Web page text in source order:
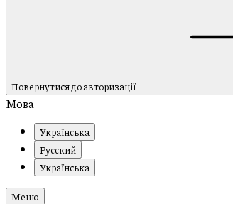
Повернутися до авторизації
Мова
Українська
Русский
Українська
Меню